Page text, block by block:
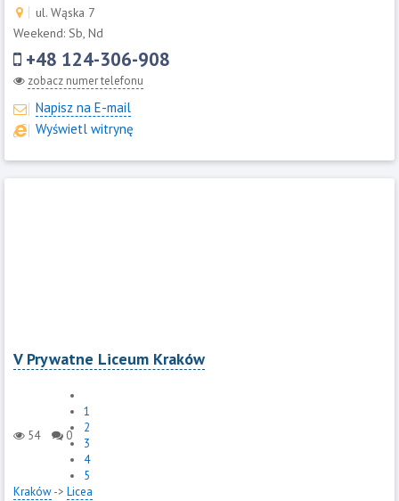
ul. Wąska 7
Weekend: Sb, Nd
+48 124-306-908
zobacz numer telefonu
Napisz na E-mail
Wyświetl witrynę
V Prywatne Liceum Kraków
54 0
1
2
3
4
5
Kraków-> Licea